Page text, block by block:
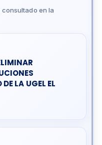
en la
LA UGEL EL